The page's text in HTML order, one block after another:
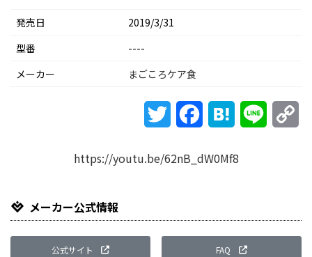
発売日
2019/3/31
型番
----
メーカー
まごころケア食
Twitter FacebookHatena Line
https://youtu.be/62nB_dW0Mf8
メーカー公式情報
公式サイト FAQ